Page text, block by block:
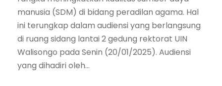
manusia (SDM) di bidang peradilan agama. Hal
ini terungkap dalam audiensi yang berlangsung
di ruang sidang lantai 2 gedung rektorat UIN
Walisongo pada Senin (20/01/2025). Audiensi
yang dihadiri oleh...